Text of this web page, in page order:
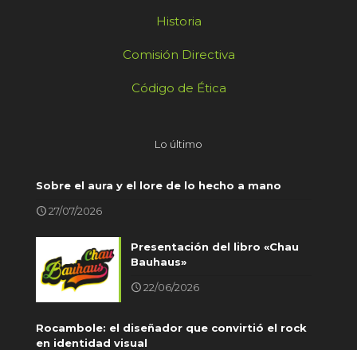
Historia
Comisión Directiva
Código de Ética
Lo último
Sobre el aura y el lore de lo hecho a mano
27/07/2026
Presentación del libro «Chau
Bauhaus»
22/06/2026
Rocambole: el diseñador que convirtió el rock
en identidad visual